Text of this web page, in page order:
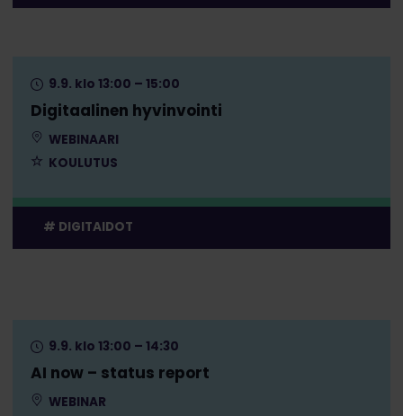
Digitaalinen hyvinvointi
9.9. klo 13:00 – 15:00
WEBINAARI
KOULUTUS
DIGITAIDOT
AI now – status report
9.9. klo 13:00 – 14:30
WEBINAR